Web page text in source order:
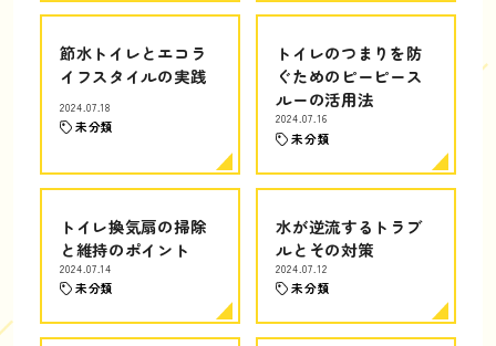
節水トイレとエコラ
イフスタイルの実践
2024.07.18
未分類
トイレのつまりを防
ぐためのピーピース
ルーの活用法
2024.07.16
未分類
トイレ換気扇の掃除
と維持のポイント
2024.07.14
未分類
水が逆流するトラブ
ルとその対策
2024.07.12
未分類